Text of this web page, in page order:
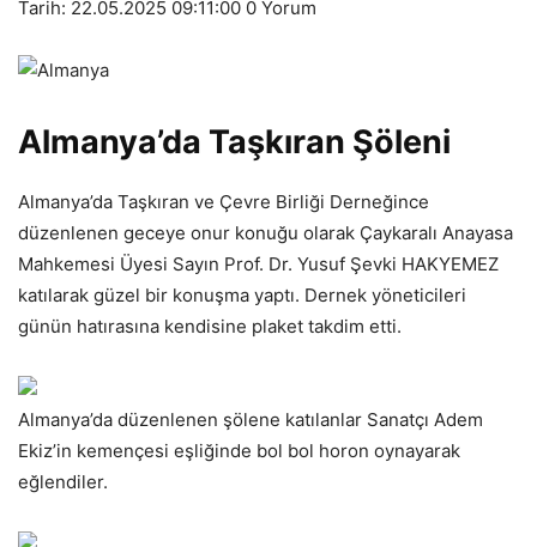
Tarih: 22.05.2025 09:11:00 0 Yorum
Almanya’da Taşkıran Şöleni
Almanya’da Taşkıran ve Çevre Birliği Derneğince
düzenlenen geceye onur konuğu olarak Çaykaralı Anayasa
Mahkemesi Üyesi Sayın Prof. Dr. Yusuf Şevki HAKYEMEZ
katılarak güzel bir konuşma yaptı. Dernek yöneticileri
günün hatırasına kendisine plaket takdim etti.
Almanya’da düzenlenen şölene katılanlar Sanatçı Adem
Ekiz’in kemençesi eşliğinde bol bol horon oynayarak
eğlendiler.